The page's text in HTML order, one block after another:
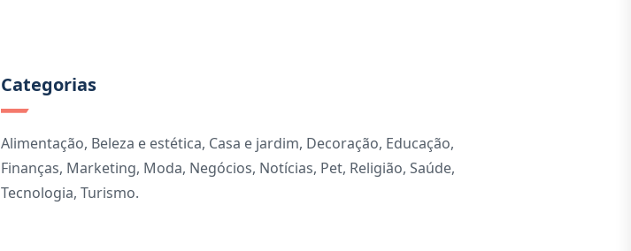
Categorias
Alimentação, Beleza e estética, Casa e jardim, Decoração, Educação,
Finanças, Marketing, Moda, Negócios, Notícias, Pet, Religião, Saúde,
Tecnologia, Turismo.